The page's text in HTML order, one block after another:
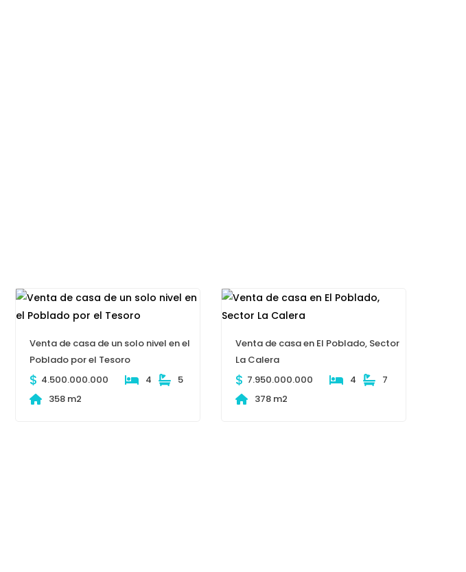
Venta de casa de un solo nivel en el
Poblado por el Tesoro
$ 4.500.000.000 4
5
358 m2
Venta de casa en El Poblado, Sector
La Calera
$ 7.950.000.000 4
7
378 m2